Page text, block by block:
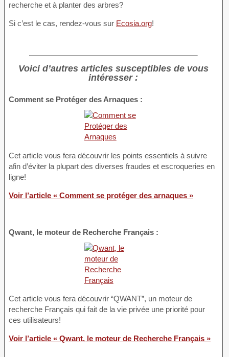
recherche et à planter des arbres?
Si c’est le cas, rendez-vous sur Ecosia.org!
Voici d’autres articles susceptibles de vous
intéresser :
Comment se Protéger des Arnaques :
Cet article vous fera découvrir les points essentiels à suivre
afin d’éviter la plupart des diverses fraudes et escroqueries en
ligne!
Voir l’article « Comment se protéger des arnaques »
Qwant, le moteur de Recherche Français :
Cet article vous fera découvrir “QWANT”, un moteur de
recherche Français qui fait de la vie privée une priorité pour
ces utilisateurs!
Voir l’article « Qwant, le moteur de Recherche Français »